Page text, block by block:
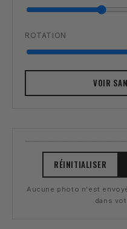
ROTATION
VOIR
Ajoutez une
RÉINITIALISER
Aucune photo n'est
dans